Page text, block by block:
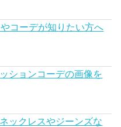
コーデが知りたい方へ
ションコーデの画像を
ックレスやジーンズな